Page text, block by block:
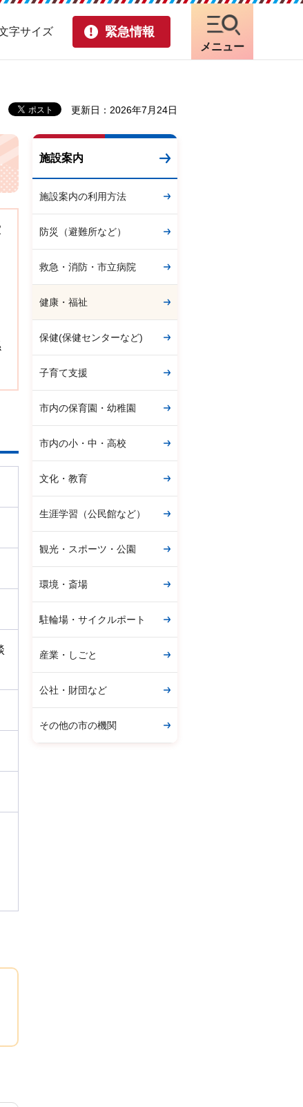
字サイズ 緊急情報
メニュー
更新日：2026年7月24日
施設案内
施設案内の利用方法
防災（避難所など）
救急・消防・市立病院
健康・福祉
保健(保健センターなど)
子育て支援
市内の保育園・幼稚園
市内の小・中・高校
文化・教育
生涯学習（公民館など）
観光・スポーツ・公園
環境・斎場
駐輪場・サイクルポート
産業・しごと
公社・財団など
その他の市の機関